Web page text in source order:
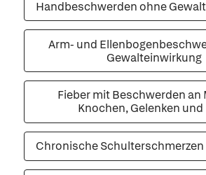
Handbeschwerden ohne
Arm- und
Gewalteinwirkung
Fieber mit Beschwerden an
Knochen, Gelenken
Chronische Schulterschmerzen